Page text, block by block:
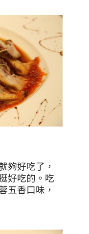
夠好吃了，
好吃的。吃
五香口味，